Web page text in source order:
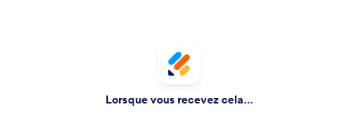
Lorsque vous recevez cela...